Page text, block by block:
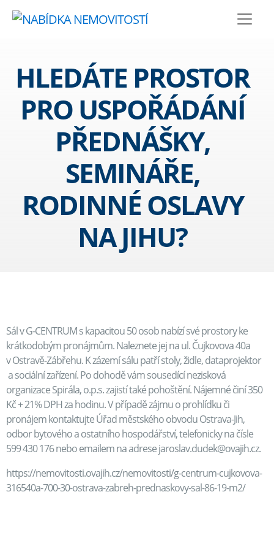
HLEDÁTE PROSTOR
PRO USPOŘÁDÁNÍ
PŘEDNÁŠKY,
SEMINÁŘE,
RODINNÉ OSLAVY
NA JIHU?
Sál v G-CENTRUM s kapacitou 50 osob nabízí své prostory ke
krátkodobým pronájmům. Naleznete jej na ul. Čujkovova 40a
v Ostravě-Zábřehu. K zázemí sálu patří stoly, židle, dataprojektor
a sociální zařízení. Po dohodě vám sousedící nezisková
organizace Spirála, o.p.s. zajistí také pohoštění. Nájemné činí 350
Kč + 21% DPH za hodinu. V případě zájmu o prohlídku či
pronájem kontaktujte Úřad městského obvodu Ostrava-Jih,
odbor bytového a ostatního hospodářství, telefonicky na čísle
599 430 176 nebo emailem na adrese jaroslav.dudek@ovajih.cz.
https://nemovitosti.ovajih.cz/nemovitosti/g-centrum-cujkovova-
316540a-700-30-ostrava-zabreh-prednaskovy-sal-86-19-m2/